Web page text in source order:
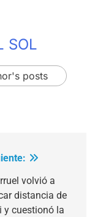
SOL
posts
volvió a
distancia de
y cuestionó la